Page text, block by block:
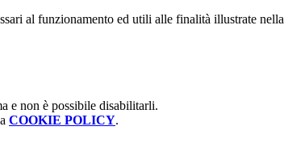
al funzionamento ed utili alle finalità illustrate nella
e non è possibile disabilitarli.
COOKIE POLICY.